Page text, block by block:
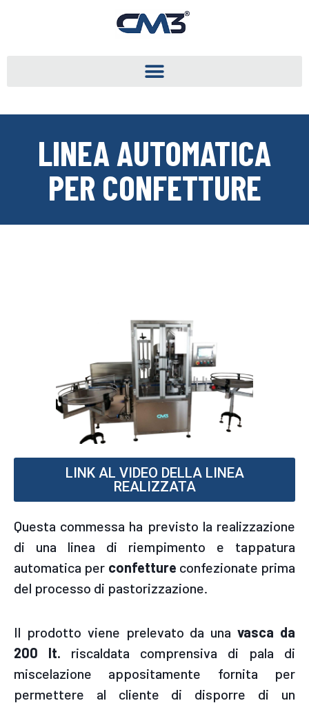
LINEA AUTOMATICA
PER CONFETTURE
LINK AL VIDEO DELLA LINEA
REALIZZATA
Questa commessa ha previsto la realizzazione
di una linea di riempimento e tappatura
automatica per confetture confezionate prima
del processo di pastorizzazione.
Il prodotto viene prelevato da unavasca da
200 lt. riscaldata comprensiva di pala di
miscelazione appositamente fornita per
permettere al cliente di disporre di un